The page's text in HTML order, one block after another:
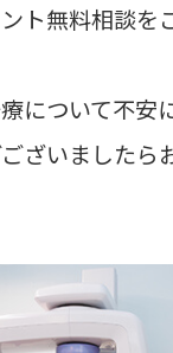
ト無料相談を
について不安
ざいましたら